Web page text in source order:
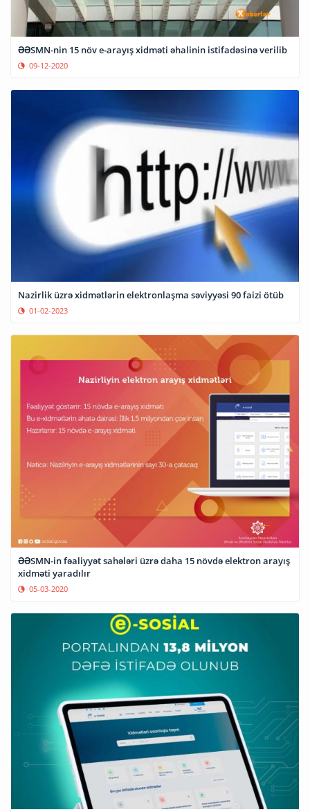
ƏƏSMN-nin 15 növ e-arayış xidməti əhalinin istifadəsinə verilib
09-12-2020
Nazirlik üzrə xidmətlərin elektronlaşma səviyyəsi 90 faizi ötüb
01-02-2023
ƏƏSMN-in fəaliyyət sahələri üzrə daha 15 növdə elektron arayış
xidməti yaradılır
05-03-2020